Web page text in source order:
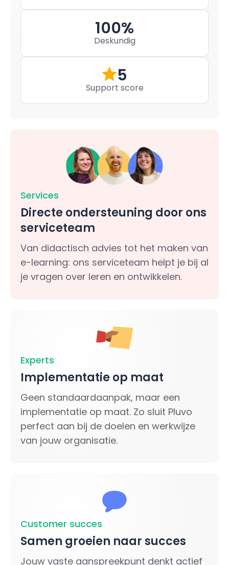
100%
Deskundig
5
Support score
Services
Directe ondersteuning door ons
serviceteam
Van didactisch advies tot het maken van
e-learning: ons serviceteam helpt je bij al
je vragen over leren en ontwikkelen.
Experts
Implementatie op maat
Geen standaardaanpak, maar een
implementatie op maat. Zo sluit Pluvo
perfect aan bij de doelen en werkwijze
van jouw organisatie.
Customer succes
Samen groeien naar succes
Jouw vaste aanspreekpunt denkt actief